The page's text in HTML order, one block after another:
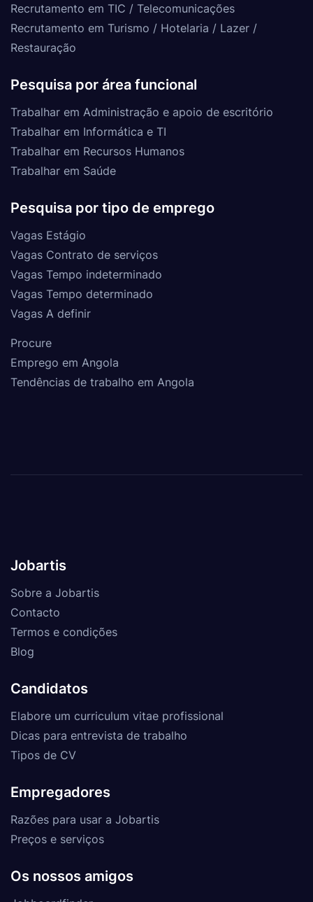
Recrutamento em TIC / Telecomunicações
Recrutamento em Turismo / Hotelaria / Lazer /
Restauração
Pesquisa por área funcional
Trabalhar em Administração e apoio de escritório
Trabalhar em Informática e TI
Trabalhar em Recursos Humanos
Trabalhar em Saúde
Pesquisa por tipo de emprego
Vagas Estágio
Vagas Contrato de serviços
Vagas Tempo indeterminado
Vagas Tempo determinado
Vagas A definir
Procure
Emprego em Angola
Tendências de trabalho em Angola
Jobartis
Sobre a Jobartis
Contacto
Termos e condições
Blog
Candidatos
Elabore um curriculum vitae profissional
Dicas para entrevista de trabalho
Tipos de CV
Empregadores
Razões para usar a Jobartis
Preços e serviços
Os nossos amigos